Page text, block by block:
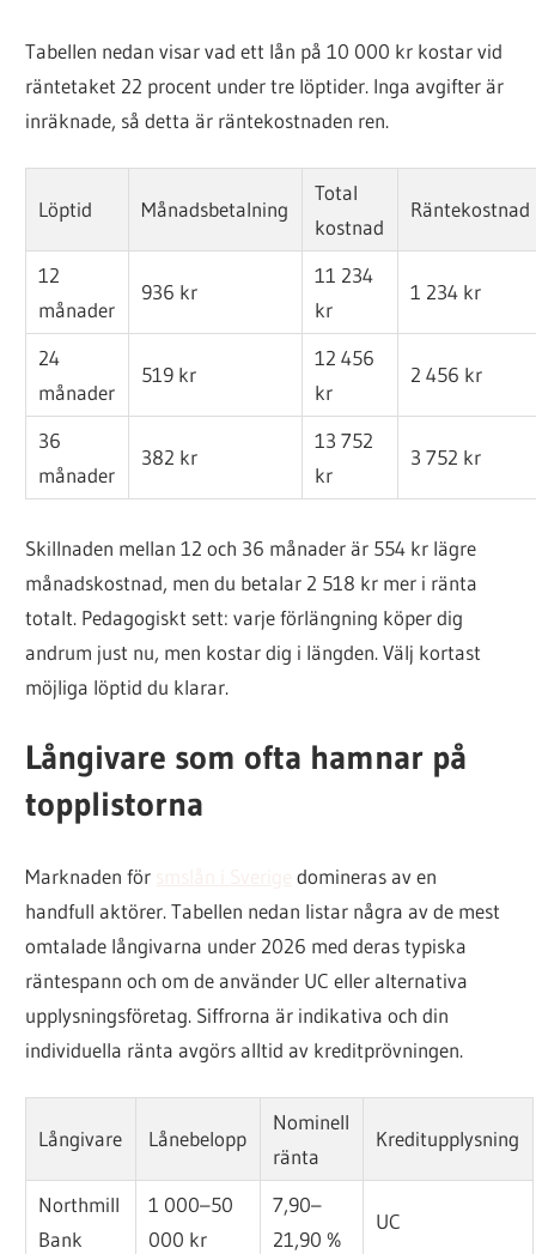
Tabellen nedan visar vad ett lån på 10 000 kr kostar vid
räntetaket 22 procent under tre löptider. Inga avgifter är
inräknade, så detta är räntekostnaden ren.
Löptid Månadsbetalning
Total
kostnad
Räntekostnad
12
månader
936 kr
11 234
kr
1 234 kr
24
månader
519 kr
12 456
kr
2 456 kr
36
månader
382 kr
13 752
kr
3 752 kr
Skillnaden mellan 12 och 36 månader är 554 kr lägre
månadskostnad, men du betalar 2 518 kr mer i ränta
totalt. Pedagogiskt sett: varje förlängning köper dig
andrum just nu, men kostar dig i längden. Välj kortast
möjliga löptid du klarar.
Långivare som ofta hamnar på
topplistorna
Marknaden för
domineras av en
handfull aktörer. Tabellen nedan listar några av de mest
omtalade långivarna under 2026 med deras typiska
räntespann och om de använder UC eller alternativa
upplysningsföretag. Siffrorna är indikativa och din
individuella ränta avgörs alltid av kreditprövningen.
Långivare Lånebelopp
Nominell
ränta
Kreditupplysning
Northmill
Bank
1 000–50
000 kr
7,90–
21,90 %
UC